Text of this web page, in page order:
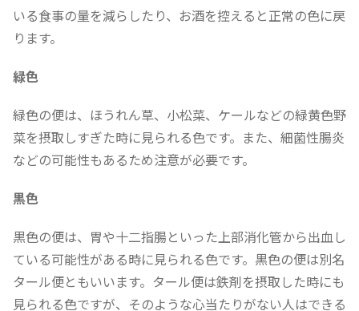
いる食事の量を減らしたり、お酒を控えると正常の色に戻
ります。
緑色
緑色の便は、ほうれん草、小松菜、ケールなどの緑黄色野
菜を摂取しすぎた時に見られる色です。また、細菌性腸炎
などの可能性もあるため注意が必要です。
黒色
黒色の便は、胃や十二指腸といった上部消化管から出血し
ている可能性がある時に見られる色です。黒色の便は別名
タール便ともいいます。タール便は鉄剤を摂取した時にも
見られる色ですが、そのような心当たりがない人はできる